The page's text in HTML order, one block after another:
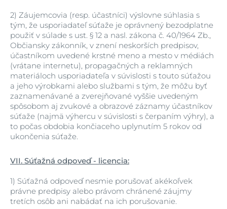
2) Záujemcovia (resp. účastníci) výslovne súhlasia s
tým, že usporiadateľ súťaže je oprávnený bezodplatne
použiť v súlade s ust. § 12 a nasl. zákona č. 40/1964 Zb.,
Občiansky zákonník, v znení neskorších predpisov,
účastníkom uvedené krstné meno a mesto v médiách
(vrátane internetu), propagačných a reklamných
materiáloch usporiadateľa v súvislosti s touto súťažou
a jeho výrobkami alebo službami s tým, že môžu byť
zaznamenávané a zverejňované vyššie uvedeným
spôsobom aj zvukové a obrazové záznamy účastníkov
súťaže (najmä výhercu v súvislosti s čerpaním výhry), a
to počas obdobia končiaceho uplynutím 5 rokov od
ukončenia súťaže.
VII. Súťažná odpoveď - licencia:
1) Súťažná odpoveď nesmie porušovať akékoľvek
právne predpisy alebo právom chránené záujmy
tretích osôb ani nabádať na ich porušovanie.